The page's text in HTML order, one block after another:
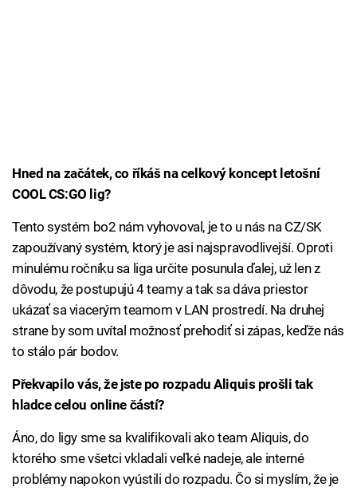
Hned na začátek, co říkáš na celkový koncept letošní
COOL CS:GO lig?
Tento systém bo2 nám vyhovoval, je to u nás na CZ/SK
zapoužívaný systém, ktorý je asi najspravodlivejší. Oproti
minulému ročníku sa liga určite posunula ďalej, už len z
dôvodu, že postupujú 4 teamy a tak sa dáva priestor
ukázať sa viacerým teamom v LAN prostredí. Na druhej
strane by som uvítal možnosť prehodiť si zápas, keďže nás
to stálo pár bodov.
Překvapilo vás, že jste po rozpadu Aliquis prošli tak
hladce celou online částí?
Áno, do ligy sme sa kvalifikovali ako team Aliquis, do
ktorého sme všetci vkladali veľké nadeje, ale interné
problémy napokon vyústili do rozpadu. Čo si myslím, že je